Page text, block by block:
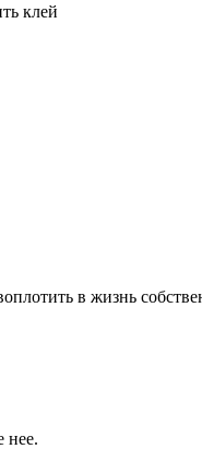
клей
в жизнь
нее.